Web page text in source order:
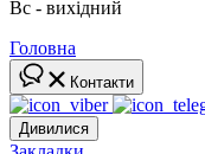
Вс - вихідний
Головна
Контакти
Дивилися